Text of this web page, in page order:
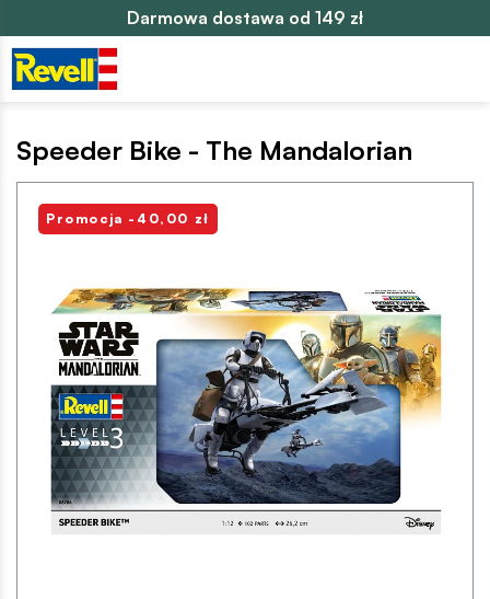
Darmowa dostawa od 149 zł
Speeder Bike - The Mandalorian
Promocja -40,00 zł